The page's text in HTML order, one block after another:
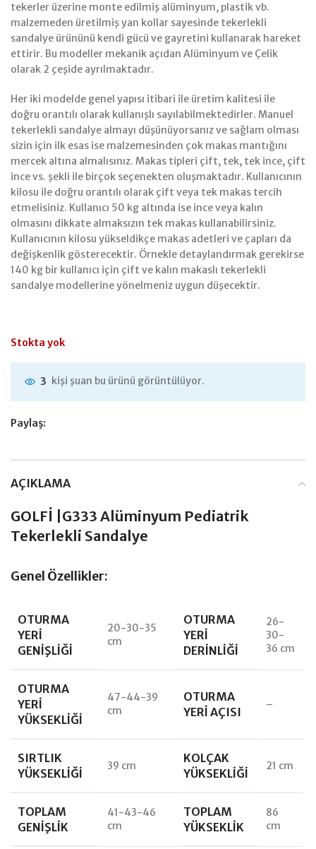
tekerler üzerine monte edilmiş alüminyum, plastik vb.
malzemeden üretilmiş yan kollar sayesinde tekerlekli
sandalye ürününü kendi gücü ve gayretini kullanarak hareket
ettirir. Bu modeller mekanik açıdan Alüminyum ve Çelik
olarak 2 çeşide ayrılmaktadır.
Her iki modelde genel yapısı itibari ile üretim kalitesi ile
doğru orantılı olarak kullanışlı sayılabilmektedirler. Manuel
tekerlekli sandalye almayı düşünüyorsanız ve sağlam olması
sizin için ilk esas ise malzemesinden çok makas mantığını
mercek altına almalısınız. Makas tipleri çift, tek, tek ince, çift
ince vs. şekli ile birçok seçenekten oluşmaktadır. Kullanıcının
kilosu ile doğru orantılı olarak çift veya tek makas tercih
etmelisiniz. Kullanıcı 50 kg altında ise ince veya kalın
olmasını dikkate almaksızın tek makas kullanabilirsiniz.
Kullanıcının kilosu yükseldikçe makas adetleri ve çapları da
değişkenlik gösterecektir. Örnekle detaylandırmak gerekirse
140 kg bir kullanıcı için çift ve kalın makaslı tekerlekli
sandalye modellerine yönelmeniz uygun düşecektir.
Stokta yok
3 kişi şuan bu ürünü görüntülüyor.
Paylaş:
AÇIKLAMA
GOLFİ |G333 Alüminyum Pediatrik
Tekerlekli Sandalye
Genel Özellikler:
OTURMA
YERI
GENIŞLIĞI
20-30-35
cm
OTURMA
YERI
DERINLIĞI
26-
30-
36 cm
OTURMA
YERI
YÜKSEKLIĞI
47-44-39
cm
OTURMA
YERI AÇISI
–
SIRTLIK
YÜKSEKLIĞI
39 cm
KOLÇAK
YÜKSEKLIĞI
21 cm
TOPLAM
GENIŞLIK
41-43-46
cm
TOPLAM
YÜKSEKLIK
86
cm